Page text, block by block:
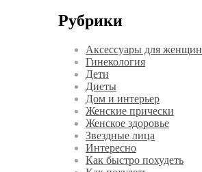
Рубрики
Аксессуары для женщин
Гинекология
Дети
Диеты
Дом и интерьер
Женские прически
Женское здоровье
Звездные лица
Интересно
Как быстро похудеть